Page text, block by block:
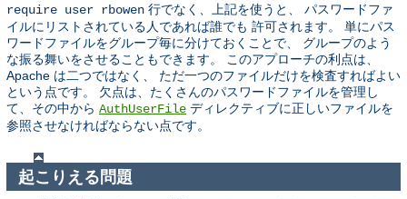
require user rbowen 行でなく、上記を使うと、 パスワードファ
イルにリストされている人であれば誰でも 許可されます。 単にパス
ワードファイルをグループ毎に分けておくことで、 グループのよう
な振る舞いをさせることもできます。 このアプローチの利点は、
Apache は二つではなく、 ただ一つのファイルだけを検査すればよい
という点です。 欠点は、たくさんのパスワードファイルを管理し
て、その中から AuthUserFile ディレクティブに正しいファイルを
参照させなければならない点です。
起こりえる問題